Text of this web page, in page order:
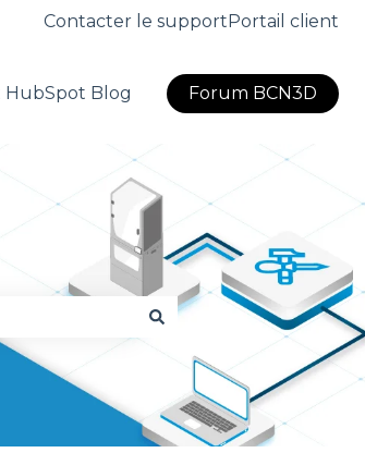
Contacter le supportPortail client
Blog Forum BCN3D